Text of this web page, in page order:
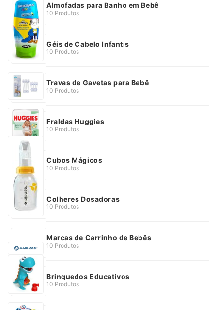
Almofadas para Banho em Bebê
10 Produtos
Géis de Cabelo Infantis
10 Produtos
Travas de Gavetas para Bebê
10 Produtos
Fraldas Huggies
10 Produtos
Cubos Mágicos
10 Produtos
Colheres Dosadoras
10 Produtos
Marcas de Carrinho de Bebês
10 Produtos
Brinquedos Educativos
10 Produtos